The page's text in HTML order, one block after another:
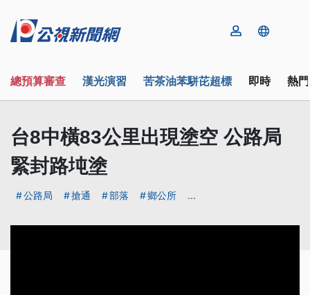
總預算審查 漢光演習 苦茶油苯駢芘超標 即時 熱
台8中橫83公里出現塗空 公路局
緊封路坉塗
公路局 搶通 部落 鄉公所 ...